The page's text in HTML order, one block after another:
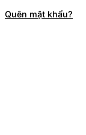
Quên mật khẩu?